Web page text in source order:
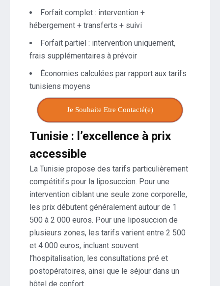
Forfait complet : intervention +
hébergement + transferts + suivi
Forfait partiel : intervention uniquement,
frais supplémentaires à prévoir
Économies calculées par rapport aux tarifs
tunisiens moyens
Je Souhaite Etre Contacté(e)
Tunisie : l’excellence à prix
accessible
La Tunisie propose des tarifs particulièrement
compétitifs pour la liposuccion. Pour une
intervention ciblant une seule zone corporelle,
les prix débutent généralement autour de 1
500 à 2 000 euros. Pour une liposuccion de
plusieurs zones, les tarifs varient entre 2 500
et 4 000 euros, incluant souvent
l’hospitalisation, les consultations pré et
postopératoires, ainsi que le séjour dans un
hôtel de confort.